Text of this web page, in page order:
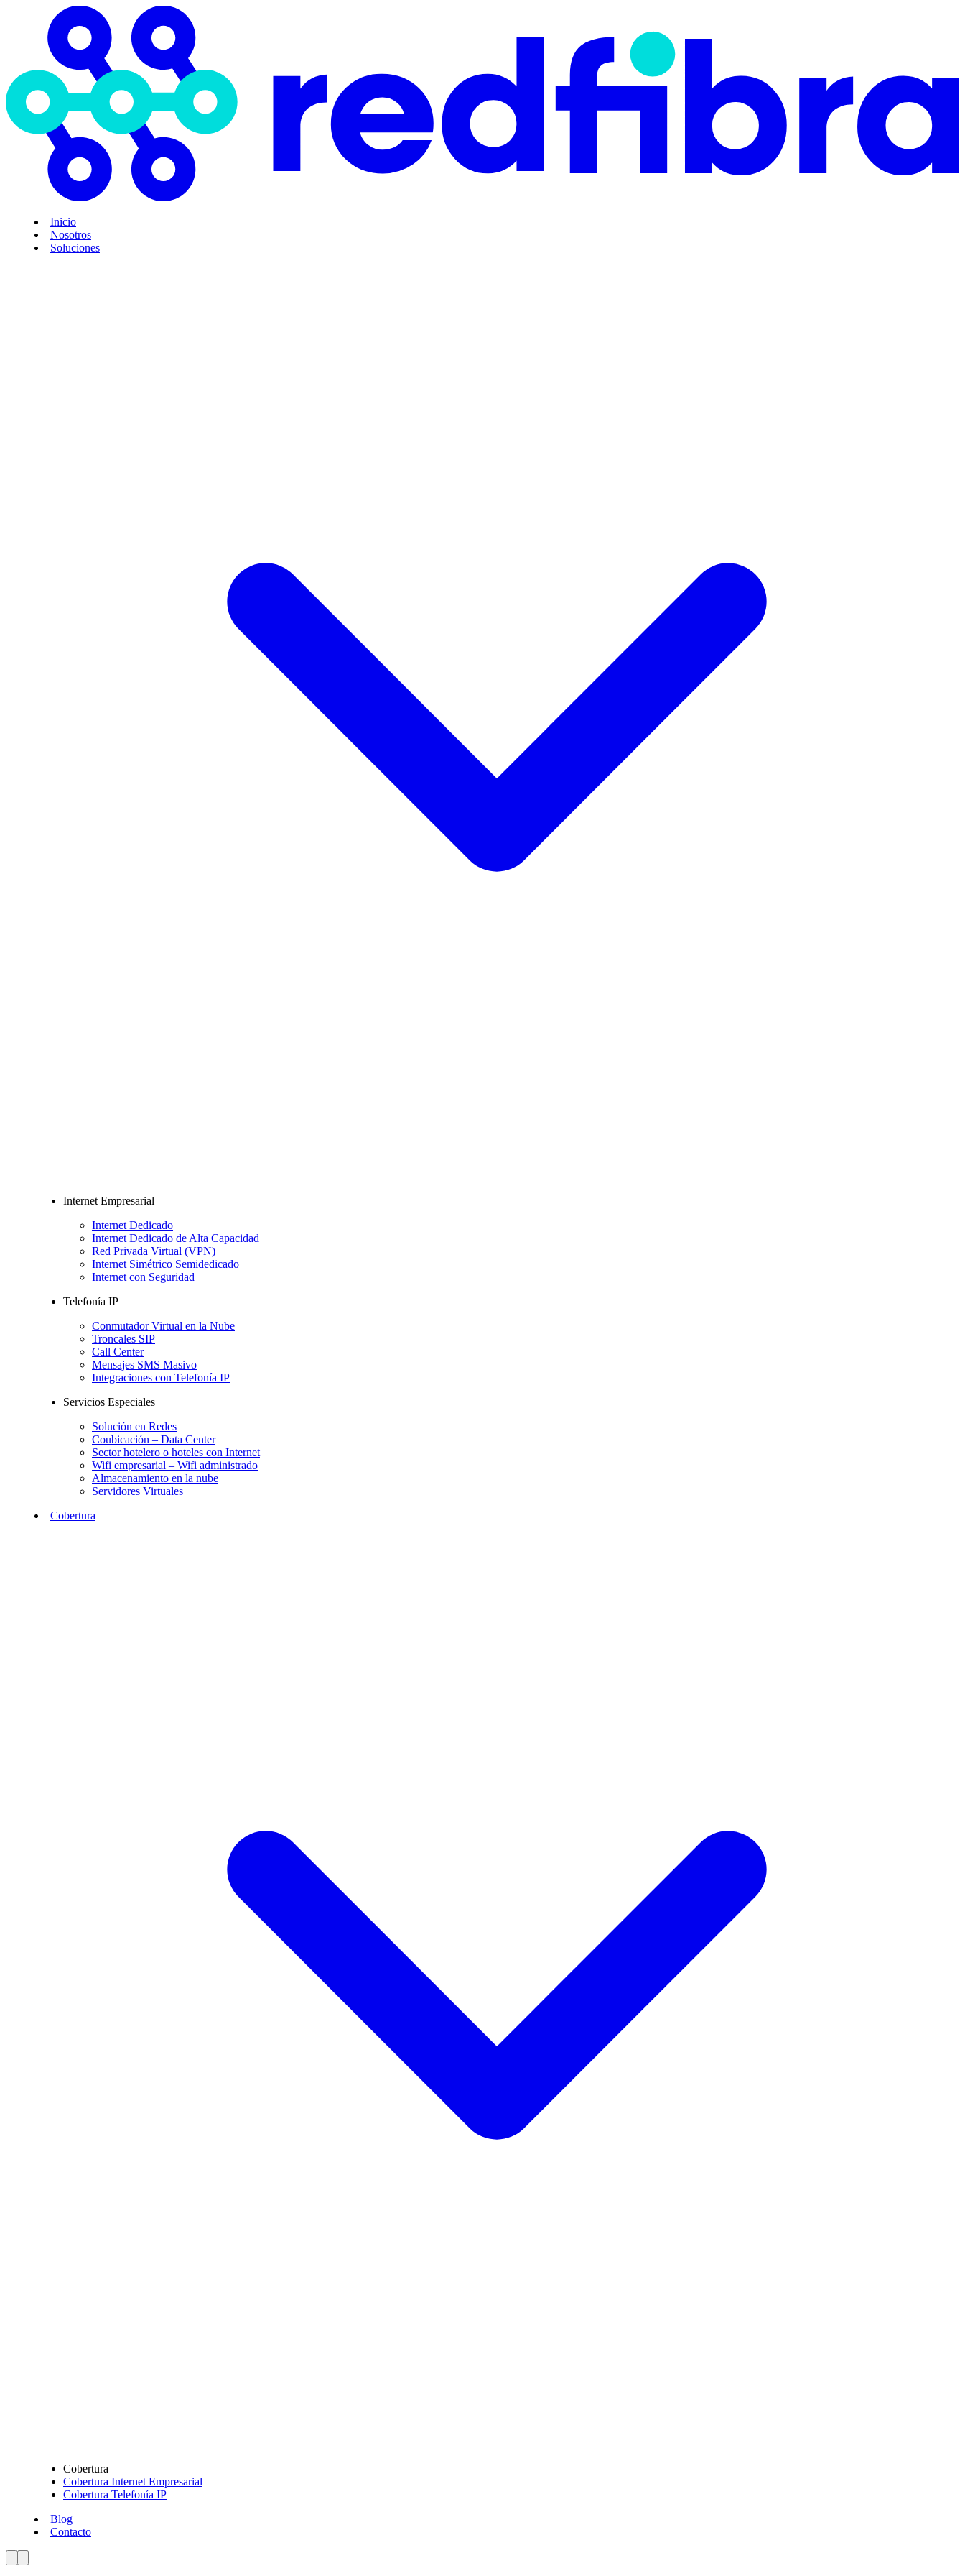
Inicio
Nosotros
Soluciones
Internet Empresarial
Internet Dedicado
Internet Dedicado de Alta Capacidad
Red Privada Virtual (VPN)
Internet Simétrico Semidedicado
Internet con Seguridad
Telefonía IP
Conmutador Virtual en la Nube
Troncales SIP
Call Center
Mensajes SMS Masivo
Integraciones con Telefonía IP
Servicios Especiales
Solución en Redes
Coubicación – Data Center
Sector hotelero o hoteles con Internet
Wifi empresarial – Wifi administrado
Almacenamiento en la nube
Servidores Virtuales
Cobertura
Cobertura
Cobertura Internet Empresarial
Cobertura Telefonía IP
Blog
Contacto